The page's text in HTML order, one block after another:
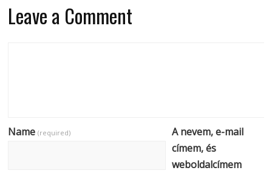
Leave a Comment
Name(required)
A nevem, e-mail
címem, és
weboldalcímem